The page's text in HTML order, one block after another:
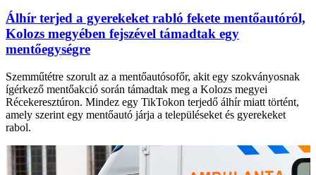
Álhír terjed a gyerekeket rabló fekete mentőautóról,
Kolozs megyében fejszével támadtak egy
mentőegységre
Szemműtétre szorult az a mentőautósofőr, akit egy szokványosnak
ígérkező mentőakció során támadtak meg a Kolozs megyei
Récekeresztúron. Mindez egy TikTokon terjedő álhír miatt történt,
amely szerint egy mentőautó járja a településeket és gyerekeket
rabol.